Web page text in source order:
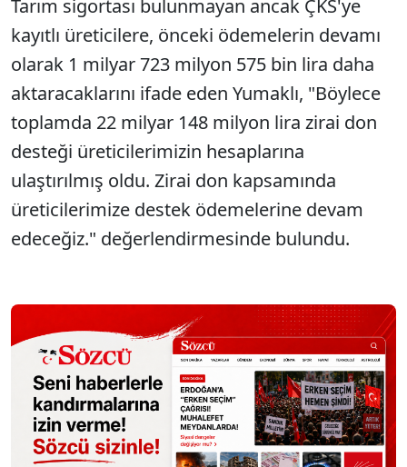
Tarım sigortası bulunmayan ancak ÇKS'ye
kayıtlı üreticilere, önceki ödemelerin devamı
olarak 1 milyar 723 milyon 575 bin lira daha
aktaracaklarını ifade eden Yumaklı, "Böylece
toplamda 22 milyar 148 milyon lira zirai don
desteği üreticilerimizin hesaplarına
ulaştırılmış oldu. Zirai don kapsamında
üreticilerimize destek ödemelerine devam
edeceğiz." değerlendirmesinde bulundu.